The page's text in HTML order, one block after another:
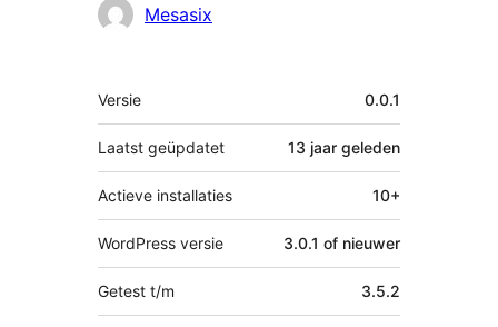
Bijdragers
Mesasix
Meta
Versie 0.0.1
Laatst geüpdatet 13 jaar geleden
Actieve installaties 10+
WordPress versie 3.0.1 of nieuwer
Getest t/m 3.5.2